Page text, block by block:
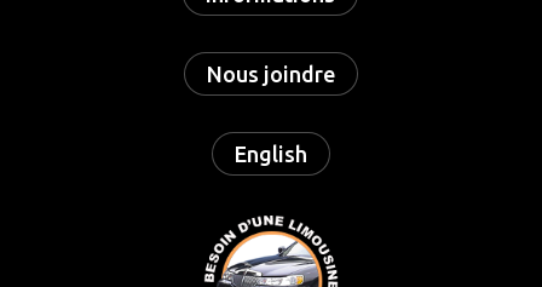
Nous joindre
English